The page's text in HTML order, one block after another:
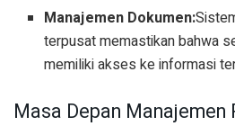
Manajemen Dokumen:
terpusat memastikan bahwa
memiliki akses ke informasi
Masa Depan Manajemen